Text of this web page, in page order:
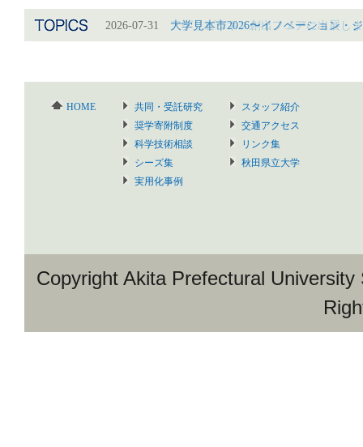
2026-07-31 大学見本市2026〜イノベーション・
2026-07-31 アグリビジネス創出フェアに出展し
HOME
共同・受託研究
奨学寄附制度
科学技術相談
シーズ集
実用化事例
スタッフ紹介
交通アクセス
リンク集
秋田県立大学
Copyright Akita Prefectural